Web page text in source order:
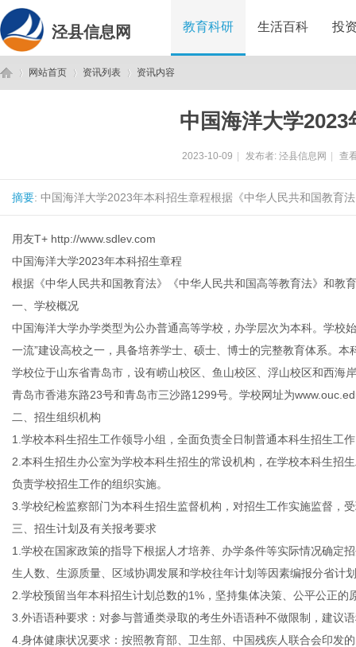
泾县信息网 教育科研 生活百科 投
网站首页 资讯列表 资讯内容
中国海洋大学
2023-10-09 发布者: 泾县信息网 查
摘要: 中国海洋大学2023年本科招生章程根据《中华人民共和国教育
用友T+ http://www.sdlev.com
中国海洋大学2023年本科招生章程
根据《中华人民共和国教育法》《中华人民共和国高等教育法》和教
一、学校概况
中国海洋大学办学类型为公办普通高等学校，办学层次为本科。学校
一流”建设高校之一，具备培养学士、硕士、博士的完整教育体系。
学校位于山东省青岛市，设有崂山校区、鱼山校区、浮山校区和西海
青岛市香港东路23号和青岛市三沙路1299号。学校网址为
二、招生组织机构
1.学校本科生招生工作领导小组，全面负责全日制普通本科生招生工
2.本科生招生办公室为学校本科生招生的常设机构，在学校本科生招
负责学校招生工作的组织实施。
3.学校纪检监察部门为本科生招生监督机构，对招生工作实施监督，
三、招生计划及有关报考要求
1.学校在国家政策的指导下根据人才培养、办学条件等实际情况确定
生人数、生源质量、区域协调发展和学校往年计划等因素编报分省计
2.学校预留当年本科招生计划总数的1%，坚持集体决策、公平公正
3.外语语种要求：对参与普通类录取的考生外语语种不做限制，建议
4.身体健康状况要求：按照教育部、卫生部、中国残疾人联合会印发